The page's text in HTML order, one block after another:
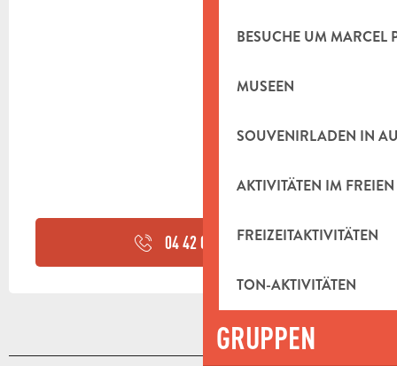
BESUCHE UM MARCEL
MUSEEN
SOUVENIRLADEN IN
AKTIVITÄTEN IM FREIEN
FREIZEITAKTIVITÄTEN
TON-AKTIVITÄTEN
GRUPPEN
04 42 04 70▒▒